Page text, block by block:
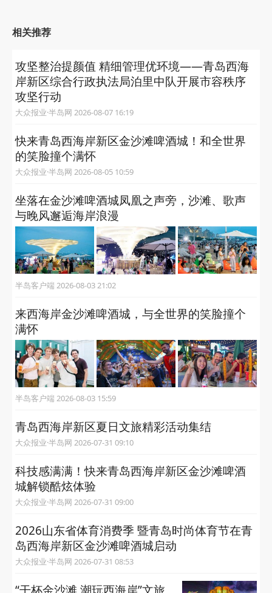
相关推荐
攻坚整治提颜值 精细管理优环境——青岛西海
岸新区综合行政执法局泊里中队开展市容秩序
攻坚行动
大众报业·半岛网 2026-08-07 16:19
快来青岛西海岸新区金沙滩啤酒城！和全世界
的笑脸撞个满怀
大众报业·半岛网 2026-08-05 10:59
坐落在金沙滩啤酒城凤凰之声旁，沙滩、歌声
与晚风邂逅海岸浪漫
半岛客户端 2026-08-03 21:02
来西海岸金沙滩啤酒城，与全世界的笑脸撞个
满怀
半岛客户端 2026-08-03 15:59
青岛西海岸新区夏日文旅精彩活动集结
大众报业·半岛网 2026-07-31 09:10
科技感满满！快来青岛西海岸新区金沙滩啤酒
城解锁酷炫体验
大众报业·半岛网 2026-07-31 09:00
2026山东省体育消费季 暨青岛时尚体育节在青
岛西海岸新区金沙滩啤酒城启动
大众报业·半岛网 2026-07-31 08:53